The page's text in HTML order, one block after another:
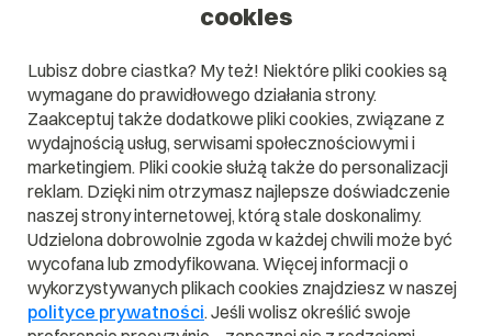
Czym jest Transpiler?
Przeczytaj czym jestTranspilerw naszym słowniku.
Pomoże Ci to lepiej zrozumieć, czym dokładnie jest
cookies
Lubisz dobre ciastka? My też! Niektóre pliki cookies są
wymagane do prawidłowego działania strony.
Zaakceptuj także dodatkowe pliki cookies, związane z
wydajnością usług, serwisami społecznościowymi i
marketingiem. Pliki cookie służą także do personalizacji
reklam. Dzięki nim otrzymasz najlepsze doświadczenie
naszej strony internetowej, którą stale doskonalimy.
Udzielona dobrowolnie zgoda w każdej chwili może być
wycofana lub zmodyfikowana. Więcej informacji o
wykorzystywanych plikach cookies znajdziesz w naszej
polityce prywatności. Jeśli wolisz określić swoje